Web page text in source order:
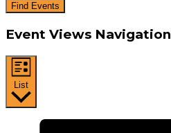
Find Events
Event Views Navigation
List